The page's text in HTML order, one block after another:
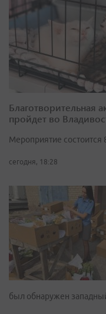
Благотворительная
пройдет во
Мероприятие состоится
сегодня, 18:28
был обнаружен